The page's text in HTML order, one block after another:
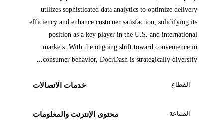
utilizes sophisticated data analytics to optimize delivery
efficiency and enhance customer satisfaction, solidifying its
position as a key player in the U.S. and international
markets. With the ongoing shift toward convenience in
consumer behavior, DoorDash is strategically diversify...
القطاع خدمات الاتصالات
الصناعة محتوى الإنترنت والمعلومات